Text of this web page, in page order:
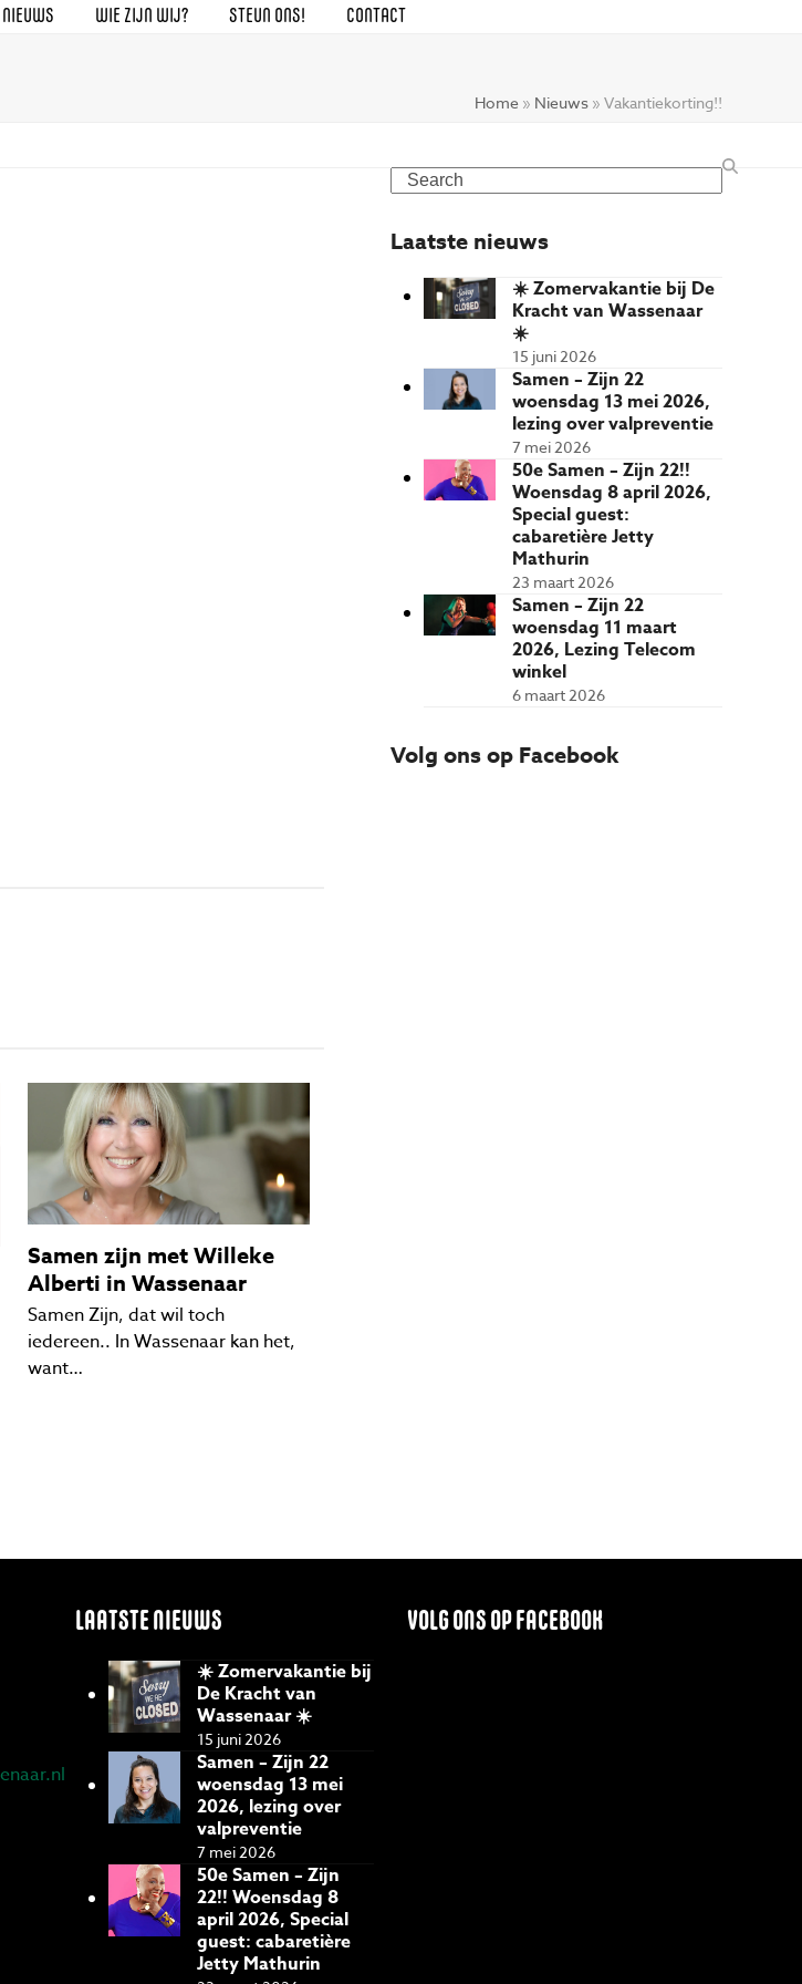
NIEUWS WIE ZIJN WIJ? STEUN ONS! CONTACT
Home » Nieuws » Vakantiekorting!!
Samen zijn met Willeke
Alberti in Wassenaar
Samen Zijn, dat wil toch
iedereen.. In Wassenaar kan het,
want…
Search
Laatste nieuws
☀️ Zomervakantie bij De
Kracht van Wassenaar
☀️
15 juni 2026
Samen – Zijn 22
woensdag 13 mei 2026,
lezing over valpreventie
7 mei 2026
50e Samen – Zijn 22!!
Woensdag 8 april 2026,
Special guest:
cabaretière Jetty
Mathurin
23 maart 2026
Samen – Zijn 22
woensdag 11 maart
2026, Lezing Telecom
winkel
6 maart 2026
Volg ons op Facebook
LAATSTE NIEUWS
☀️ Zomervakantie bij
De Kracht van
Wassenaar ☀️
15 juni 2026
Samen – Zijn 22
woensdag 13 mei
2026, lezing over
valpreventie
7 mei 2026
50e Samen – Zijn
22!! Woensdag 8
april 2026, Special
guest: cabaretière
Jetty Mathurin
VOLG ONS OP FACEBOOK